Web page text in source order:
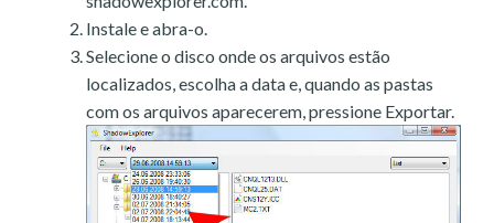
Instale e abra-o.
Selecione o disco onde os arquivos estão
localizados, escolha a data e, quando as pastas
com os arquivos aparecerem, pressione Exportar.